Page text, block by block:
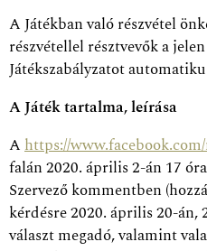
A Játékban való részvétel
részvétellel résztvevők a
Játékszabályzatot
A Játék tartalma, leírása
Ahttps://
falán 2020. április 2-án 17
Szervező kommentben
kérdésre 2020. április 20-án,
választ megadó, valamint